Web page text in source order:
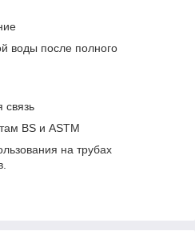
воды после полного
связь
BS и ASTM
на трубах